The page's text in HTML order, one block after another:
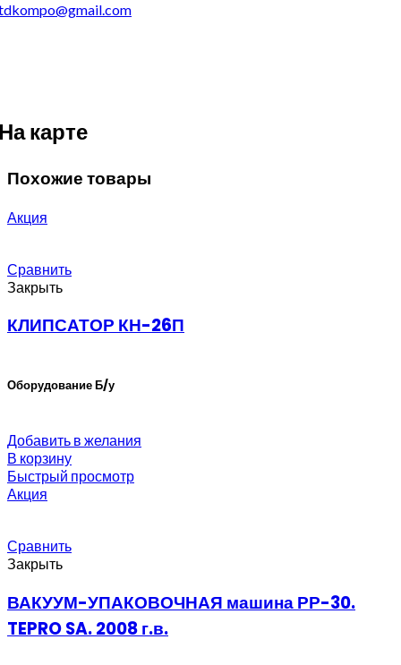
карте
Похожие товары
Акция
Сравнить
Закрыть
КЛИПСАТОР КН-26П
Оборудование Б/у
Добавить в желания
В корзину
Быстрый просмотр
Акция
Сравнить
Закрыть
ВАКУУМ-УПАКОВОЧНАЯ машина РР-30.
TEPRO SA. 2008 г.в.